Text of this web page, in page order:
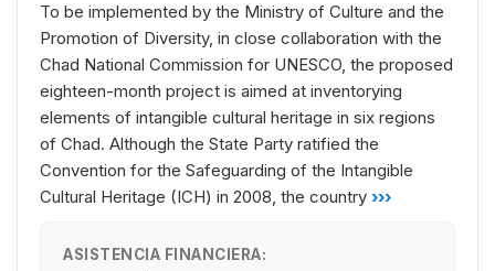
To be implemented by the Ministry of Culture and the
Promotion of Diversity, in close collaboration with the
Chad National Commission for UNESCO, the proposed
eighteen-month project is aimed at inventorying
elements of intangible cultural heritage in six regions
of Chad. Although the State Party ratified the
Convention for the Safeguarding of the Intangible
Cultural Heritage (ICH) in 2008, the country ›››
ASISTENCIA FINANCIERA: